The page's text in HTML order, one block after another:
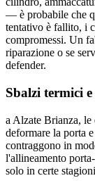
— è probabile che
tentativo è fallito, i
compromessi. Un
riparazione o se
defender.
Sbalzi termici
a Alzate Brianza, le
deformare la porta
contraggono in
l'allineamento
solo in certe